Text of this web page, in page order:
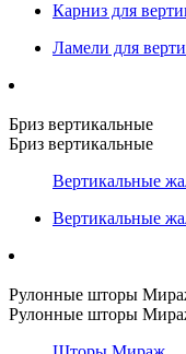
Карниз для
Ламели для
Бриз вертикальные
Бриз вертикальные
Вертикальные
Вертикальные
Рулонные шторы
Рулонные шторы